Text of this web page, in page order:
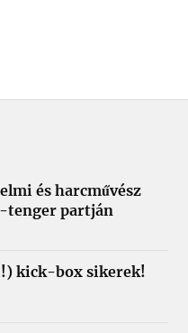
és harcművész
tenger partján
kick-box sikerek!